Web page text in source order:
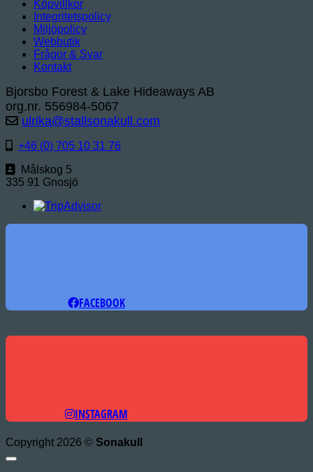
Köpvillkor
Integritetspolicy
Miljöpolicy
Webbutik
Frågor & Svar
Kontakt
Bjorsbo Forest & Lake Hideaways AB
org.nr. 556984-5067
ulrika@stallsonakull.com
+46 (0) 705 10 31 76
Målskog 5
335 91 Gnosjö
FACEBOOK
INSTAGRAM
Copyright 2026 © Sonakull